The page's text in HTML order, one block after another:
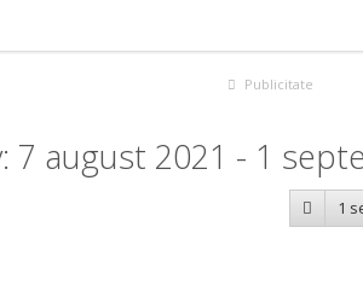
Publicitate
august 2021 - 1
1